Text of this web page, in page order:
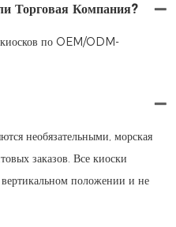
Торговая Компания?
по OEM/ODM-
необязательными, морская
заказов. Все киоски
положении и не